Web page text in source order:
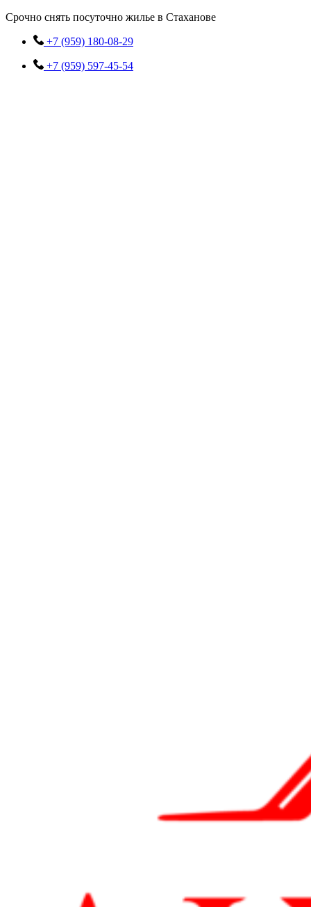
Перейти
содержимому
Срочно снять посуточно жилье в Стаханове
+7 (959) 180-08-29
+7 (959) 597-45-54